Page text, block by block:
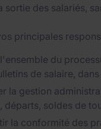
sortie des salariés,
principales
du
de salaire,
la gestion
départs, soldes de
la conformité des